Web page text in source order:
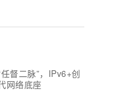
督二脉”，IPv6+创
网络底座